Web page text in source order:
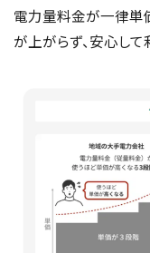
電力量料金が一律単
が上がらず、安心して